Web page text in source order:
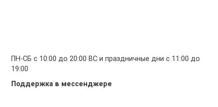
ПН-СБ с 10:00 до 20:00 ВС и праздничные дни с 11:00 до
19:00
Поддержка в мессенджере